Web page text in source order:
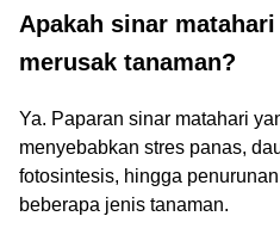
Apakah sinar
merusak tanaman?
Ya. Paparan sinar matahari
menyebabkan stres panas,
fotosintesis, hingga
beberapa jenis tanaman.